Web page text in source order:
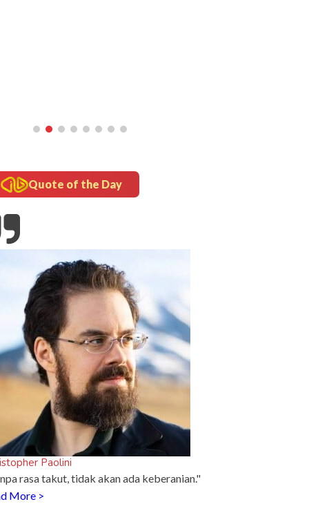
Quote of the Day
Paolini
rasa takut, tidak akan ada keberanian."
More >